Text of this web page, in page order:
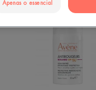
Apenas o essencial